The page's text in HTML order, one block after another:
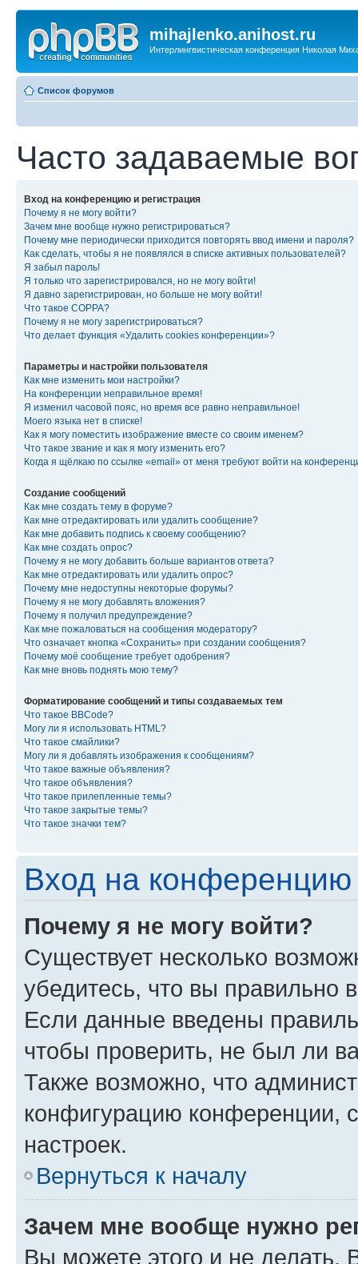
mihajlenko.anihost.ru
Интерлингвистическая конференция Николая
Список форумов
Часто задаваемые
Вход на конференцию и регистрация
Почему я не могу войти?
Зачем мне вообще нужно регистрироваться?
Почему мне периодически приходится повторять ввод имени и пароля?
Как сделать, чтобы я не появлялся в списке активных пользователей?
Я забыл пароль!
Я только что зарегистрировался, но не могу войти!
Я давно зарегистрирован, но больше не могу войти!
Что такое COPPA?
Почему я не могу зарегистрироваться?
Что делает функция «Удалить cookies конференции»?
Параметры и настройки пользователя
Как мне изменить мои настройки?
На конференции неправильное время!
Я изменил часовой пояс, но время все равно неправильное!
Моего языка нет в списке!
Как я могу поместить изображение вместе со своим именем?
Что такое звание и как я могу изменить его?
Когда я щёлкаю по ссылке «email» от меня требуют войти на
Создание сообщений
Как мне создать тему в форуме?
Как мне отредактировать или удалить сообщение?
Как мне добавить подпись к своему сообщению?
Как мне создать опрос?
Почему я не могу добавить больше вариантов ответа?
Как мне отредактировать или удалить опрос?
Почему мне недоступны некоторые форумы?
Почему я не могу добавлять вложения?
Почему я получил предупреждение?
Как мне пожаловаться на сообщения модератору?
Что означает кнопка «Сохранить» при создании сообщения?
Почему моё сообщение требует одобрения?
Как мне вновь поднять мою тему?
Форматирование сообщений и типы создаваемых тем
Что такое BBCode?
Могу ли я использовать HTML?
Что такое смайлики?
Могу ли я добавлять изображения к сообщениям?
Что такое важные объявления?
Что такое объявления?
Что такое прилепленные темы?
Что такое закрытые темы?
Что такое значки тем?
Вход на конференцию
Почему я не могу войти?
Существует несколько
убедитесь, что вы правильно
Если данные введены
чтобы проверить, не был ли
Также возможно, что
конфигурацию конференции,
настроек.
Вернуться к началу
Зачем мне вообще нужно
Вы можете этого и не делать.